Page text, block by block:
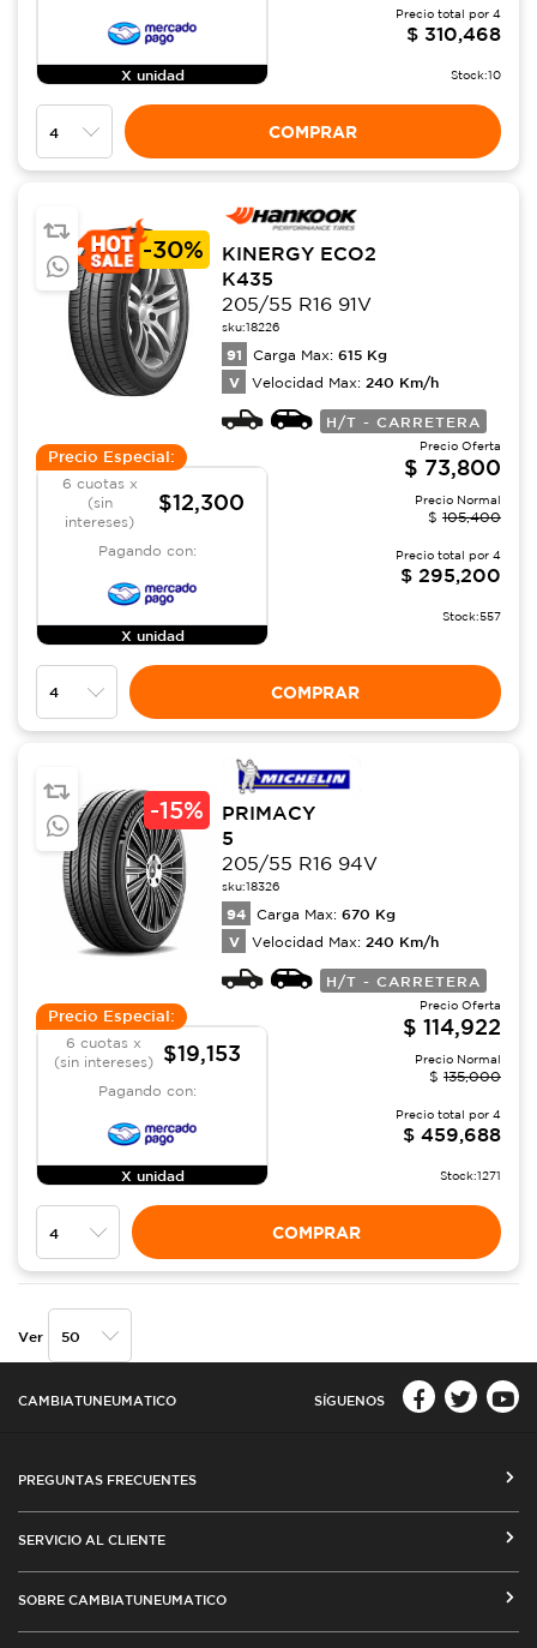
X unidad
Precio total por 4
$ 310,468
Stock:10
COMPRAR
-30%
KINERGY ECO2
K435
205/55 R16 91V
sku:18226
91 Carga Max: 615 Kg
V Velocidad Max: 240 Km/h
H/T - CARRETERA
Precio Especial:
6 cuotas x
(sin
intereses)
$12,300
Pagando con:
X unidad
Precio Oferta
$ 73,800
Precio Normal
$ 105,400
Precio total por 4
$ 295,200
Stock:557
COMPRAR
-15%
PRIMACY
5
205/55 R16 94V
sku:18326
94 Carga Max: 670 Kg
V Velocidad Max: 240 Km/h
H/T - CARRETERA
Precio Especial:
6 cuotas x
(sin intereses)
$19,153
Pagando con:
X unidad
Precio Oferta
$ 114,922
Precio Normal
$ 135,000
Precio total por 4
$ 459,688
Stock:1271
COMPRAR
Ver
CAMBIATUNEUMATICO SÍGUENOS
PREGUNTAS FRECUENTES
MEDIOS DE PAGO
SERVICIO AL CLIENTE
CAMBIO DE DIRECCIÓN
SOBRE CAMBIATUNEUMATICO